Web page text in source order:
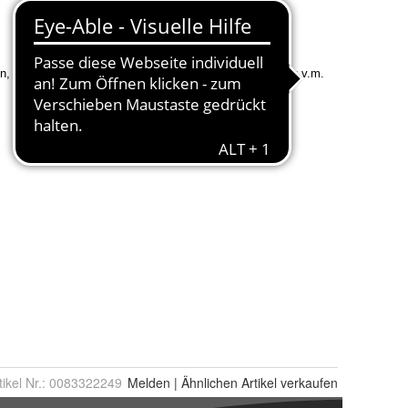
Nr.: 0083322249 Melden | Ähnlichen Artikel verkaufen